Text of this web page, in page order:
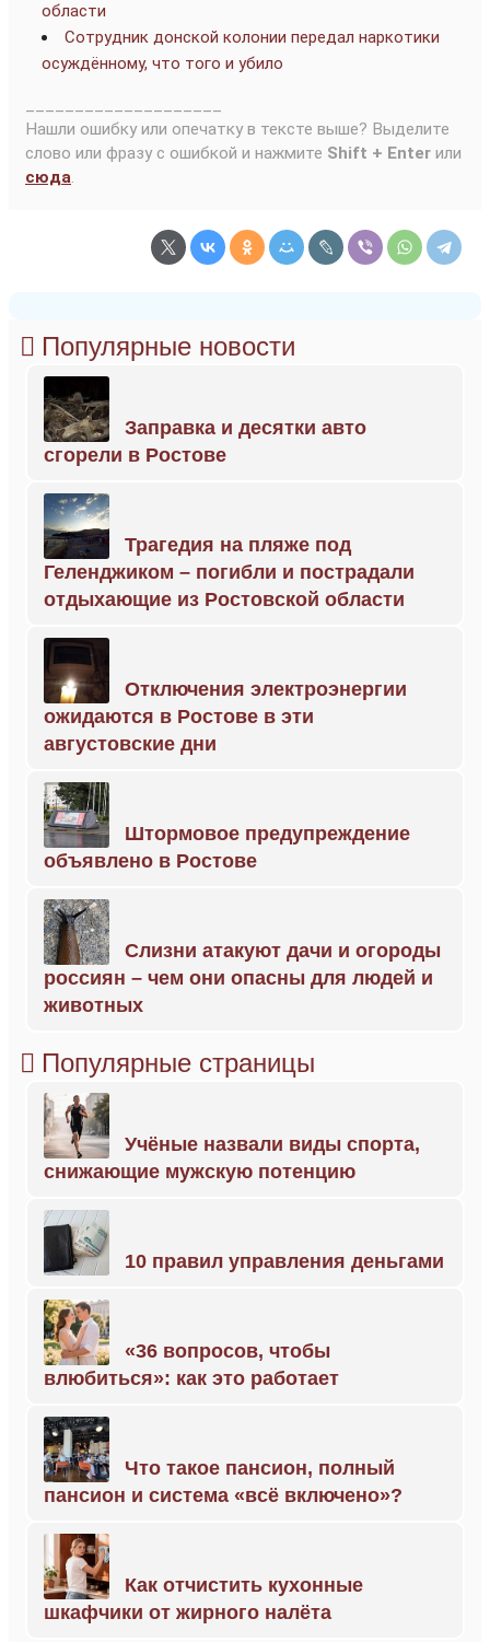
области
Сотрудник донской колонии передал наркотики
осуждённому, что того и убило
Нашли ошибку или опечатку в тексте выше? Выделите
слово или фразу с ошибкой и нажмите Shift + Enter или
сюда.
Популярные новости
Заправка и десятки авто
сгорели в Ростове
Трагедия на пляже под
Геленджиком – погибли и пострадали
отдыхающие из Ростовской области
Отключения электроэнергии
ожидаются в Ростове в эти
августовские дни
Штормовое предупреждение
объявлено в Ростове
Слизни атакуют дачи и огороды
россиян – чем они опасны для людей и
животных
Популярные страницы
Учёные назвали виды спорта,
снижающие мужскую потенцию
10 правил управления деньгами
«36 вопросов, чтобы
влюбиться»: как это работает
Что такое пансион, полный
пансион и система «всё включено»?
Как отчистить кухонные
шкафчики от жирного налёта